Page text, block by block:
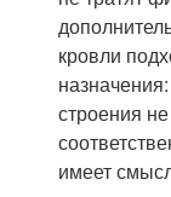
кровли
строения
имеет